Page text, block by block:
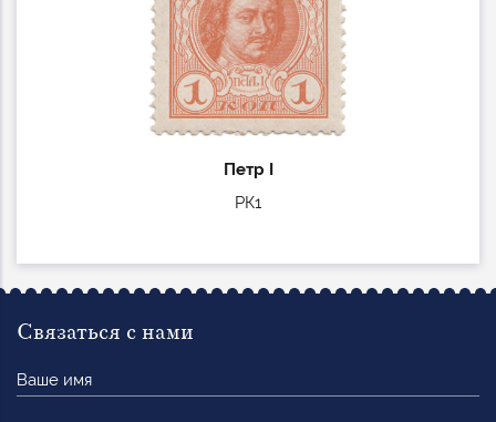
Петр I
РК1
Связаться с нами
имя